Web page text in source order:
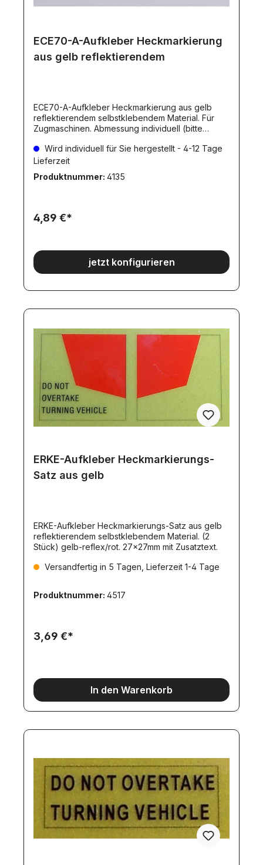
ECE70-A-Aufkleber Heckmarkierung
aus gelb reflektierendem
ECE70-A-Aufkleber Heckmarkierung aus gelb
reflektierendem selbstklebendem Material. Für
Zugmaschinen. Abmessung individuell (bitte
Wird individuell für Sie hergestellt - 4-12 Tage
Lieferzeit
Produktnummer: 4135
4,89 €*
jetzt konfigurieren
ERKE-Aufkleber Heckmarkierungs-
Satz aus gelb
ERKE-Aufkleber Heckmarkierungs-Satz aus gelb
reflektierendem selbstklebendem Material. (2
Stück) gelb-reflex/rot. 27x27mm mit Zusatztext.
Versandfertig in 5 Tagen, Lieferzeit 1-4 Tage
Produktnummer: 4517
3,69 €*
In den Warenkorb